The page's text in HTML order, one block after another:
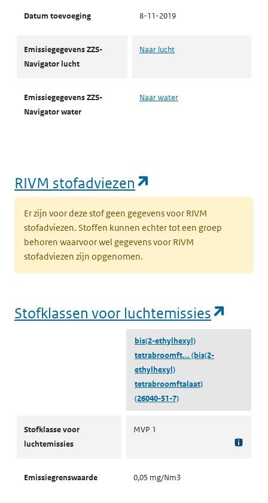
Datum toevoeging 8-11-2019
Emissiegegevens ZZS-
Navigator lucht
Naar lucht
Emissiegegevens ZZS-
Navigator water
Naar water
RIVM stofadviezen
Er zijn voor deze stof geen gegevens voor RIVM
stofadviezen. Stoffen kunnen echter tot een groep
behoren waarvoor wel gegevens voor RIVM
stofadviezen zijn opgenomen.
Stofklassen voor luchtemissies
bis(2-ethylhexyl)
tetrabroomft... (bis(2-
ethylhexyl)
tetrabroomftalaat)
(26040-51-7)
Stofklasse voor
luchtemissies
MVP 1
Emissiegrenswaarde 0,05 mg/Nm3